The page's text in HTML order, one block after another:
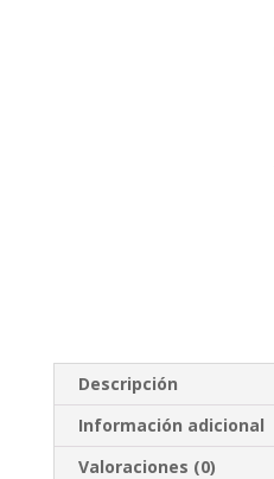
Descripción
Información adicional
Valoraciones (0)